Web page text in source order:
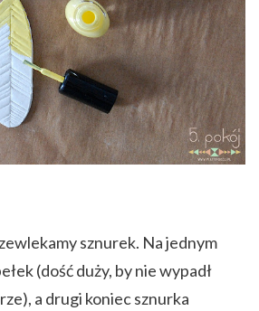
sznurek. Na jednym
(dość duży, by nie wypadł
a drugi koniec sznurka